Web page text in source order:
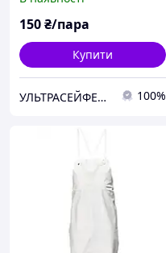
150₴/пара
Купити
УЛЬТРАСЕЙФЕТІ ТОВ 100%